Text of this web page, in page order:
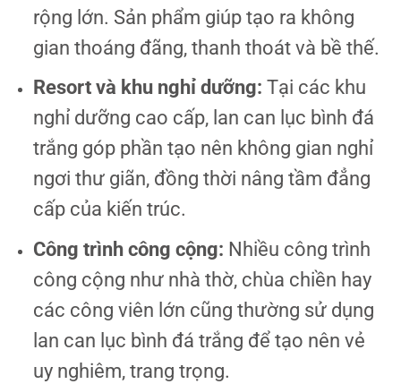
rộng lớn. Sản phẩm giúp tạo ra không
gian thoáng đãng, thanh thoát và bề thế.
Resort và khu nghỉ dưỡng: Tại các khu
nghỉ dưỡng cao cấp, lan can lục bình đá
trắng góp phần tạo nên không gian nghỉ
ngơi thư giãn, đồng thời nâng tầm đẳng
cấp của kiến trúc.
Công trình công cộng: Nhiều công trình
công cộng như nhà thờ, chùa chiền hay
các công viên lớn cũng thường sử dụng
lan can lục bình đá trắng để tạo nên vẻ
uy nghiêm, trang trọng.